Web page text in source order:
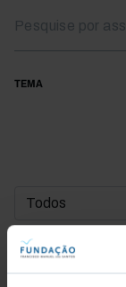
TEMA
DATA DE INÍCIO